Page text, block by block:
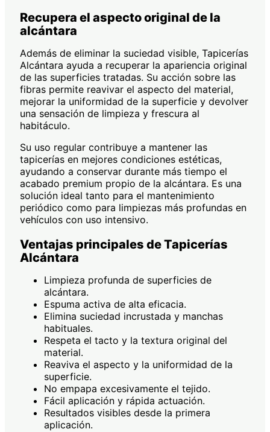
Recupera el aspecto original de la
alcántara
Además de eliminar la suciedad visible, Tapicerías
Alcántara ayuda a recuperar la apariencia original
de las superficies tratadas. Su acción sobre las
fibras permite reavivar el aspecto del material,
mejorar la uniformidad de la superficie y devolver
una sensación de limpieza y frescura al
habitáculo.
Su uso regular contribuye a mantener las
tapicerías en mejores condiciones estéticas,
ayudando a conservar durante más tiempo el
acabado premium propio de la alcántara. Es una
solución ideal tanto para el mantenimiento
periódico como para limpiezas más profundas en
vehículos con uso intensivo.
Ventajas principales de Tapicerías
Alcántara
Limpieza profunda de superficies de
alcántara.
Espuma activa de alta eficacia.
Elimina suciedad incrustada y manchas
habituales.
Respeta el tacto y la textura original del
material.
Reaviva el aspecto y la uniformidad de la
superficie.
No empapa excesivamente el tejido.
Fácil aplicación y rápida actuación.
Resultados visibles desde la primera
aplicación.